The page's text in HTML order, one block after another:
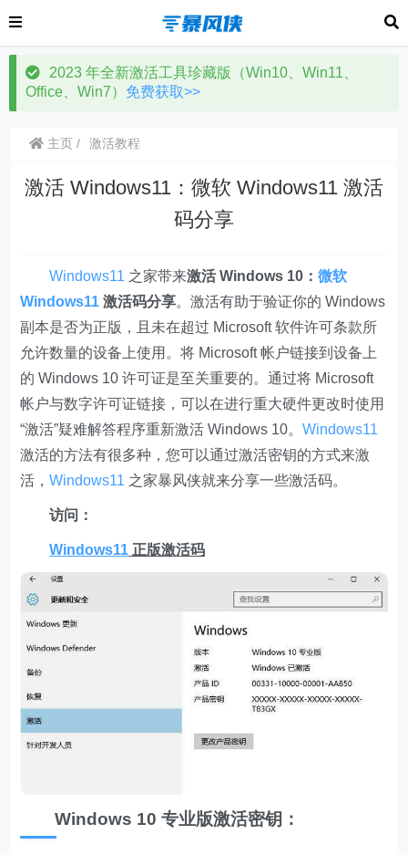
2023 年全新激活工具珍藏版（Win10、Win11、
Office、Win7） 免费获取>>
主页 激活教程
激活 Windows11：微软 Windows11 激活
码分享
Windows11 之家带来激活 Windows 10：微软
Windows11 激活码分享。激活有助于验证你的 Windows
副本是否为正版，且未在超过 Microsoft 软件许可条款所
允许数量的设备上使用。将 Microsoft 帐户链接到设备上
的 Windows 10 许可证是至关重要的。通过将 Microsoft
帐户与数字许可证链接，可以在进行重大硬件更改时使用
“激活”疑难解答程序重新激活 Windows 10。Windows11
激活的方法有很多种，您可以通过激活密钥的方式来激
活，Windows11 之家暴风侠就来分享一些激活码。
访问：
Windows11 正版激活码
Windows 10 专业版激活密钥：